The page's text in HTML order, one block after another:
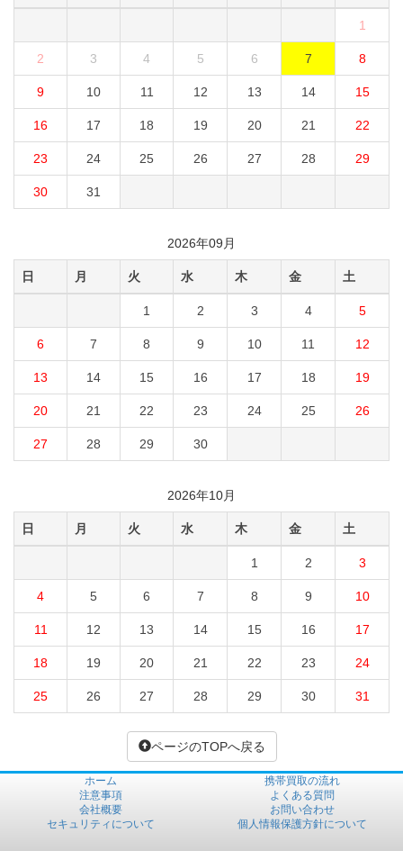
1
2 3 4 5 6 7 8
9 10 11 12 13 14 15
16 17 18 19 20 21 22
23 24 25 26 27 28 29
30 31
2026年09月
日 月 火 水 木 金 土
1 2 3 4 5
6 7 8 9 10 11 12
13 14 15 16 17 18 19
20 21 22 23 24 25 26
27 28 29 30
2026年10月
日 月 火 水 木 金 土
1 2 3
4 5 6 7 8 9 10
11 12 13 14 15 16 17
18 19 20 21 22 23 24
25 26 27 28 29 30 31
ページのTOPへ戻る
ホーム
携帯買取の流れ
注意事項
よくある質問
会社概要
お問い合わせ
セキュリティについて
個人情報保護方針について